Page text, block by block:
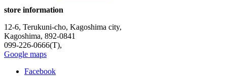
store information
12-6, Terukuni-cho, Kagoshima city,
Kagoshima, 892-0841
099-226-0666(T),
Google maps
Facebook